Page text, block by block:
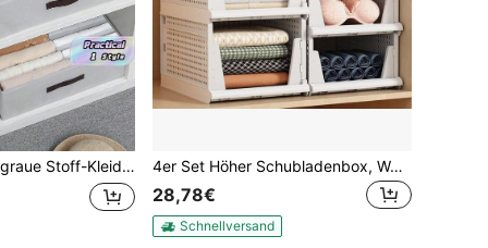
Organisieren von Unterwäsche, Hosen, Krawatten, Organizer, Heimaufbewahrung, weißes T-Shirt Damen, schwarze Hose Damen, Damen Winterkleidung, Kleid, 4er Set Höher Schubladenbox, Weiß Stapelbare Kleiderschrank Organizer, Faltbaren Regal Aufbewahrungsbox, Stapelbaren Schrank Schubladen, Plastik Lagerkiste
28,78€
Schnellversand